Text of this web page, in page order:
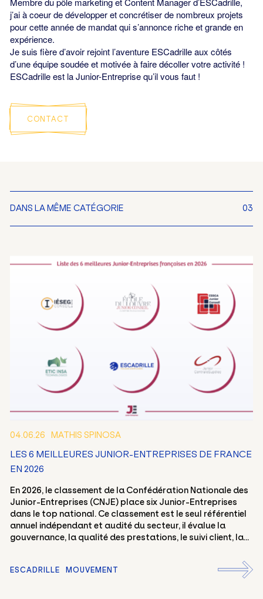
j’ai à coeur de développer et concrétiser de nombreux projets
pour cette année de mandat qui s’annonce riche et grande en
expérience.
Je suis fière d’avoir rejoint l’aventure ESCadrille aux côtés
d’une équipe soudée et motivée à faire décoller votre activité !
ESCadrille est la Junior-Entreprise qu’il vous faut !
CONTACT
DANS LA MÊME CATÉGORIE 03
04.06.26 MATHIS SPINOSA
LES 6 MEILLEURES JUNIOR-ENTREPRISES DE FRANCE
EN 2026
En 2026, le classement de la Confédération Nationale des
Junior-Entreprises (CNJE) place six Junior-Entreprises
dans le top national. Ce classement est le seul référentiel
annuel indépendant et audité du secteur, il évalue la
gouvernance, la qualité des prestations, le suivi client, la...
ESCADRILLE MOUVEMENT